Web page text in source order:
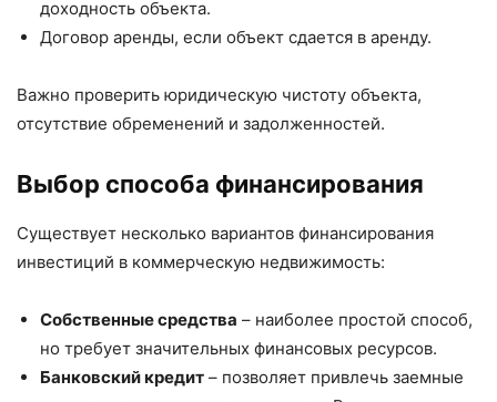
доходность объекта.
Договор аренды, если объект сдается в аренду.
Важно проверить юридическую чистоту объекта,
отсутствие обременений и задолженностей.
Выбор способа финансирования
Существует несколько вариантов финансирования
инвестиций в коммерческую недвижимость:
Собственные средства – наиболее простой способ,
но требует значительных финансовых ресурсов.
Банковский кредит – позволяет привлечь заемные